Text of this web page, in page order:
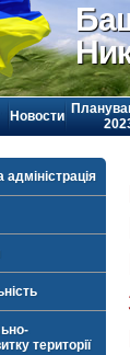
Новости
території